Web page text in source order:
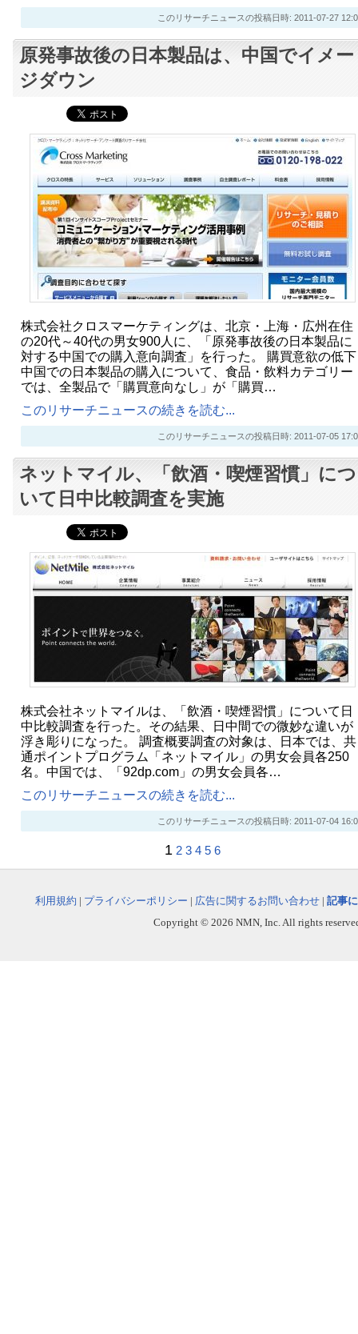
このリサーチニュースの投稿日時: 2011-07-27
原発事故後の日本製品は、中国でイメー
ジダウン
株式会社クロスマーケティングは、北京・上海・広州在住
の20代～40代の男女900人に、「原発事故後の日本製品に
対する中国での購入意向調査」を行った。 購買意欲の低下
中国での日本製品の購入について、食品・飲料カテゴリー
では、全製品で「購買意向なし」が「購買…
このリサーチニュースの続きを読む...
このリサーチニュースの投稿日時: 2011-07-05
ネットマイル、「飲酒・喫煙習慣」につ
いて日中比較調査を実施
株式会社ネットマイルは、「飲酒・喫煙習慣」について日
中比較調査を行った。その結果、日中間での微妙な違いが
浮き彫りになった。 調査概要調査の対象は、日本では、共
通ポイントプログラム「ネットマイル」の男女会員各250
名。中国では、「92dp.com」の男女会員各…
このリサーチニュースの続きを読む...
このリサーチニュースの投稿日時: 2011-07-04
1 2 3 4 5 6
利用規約 | プライバシーポリシー | 広告に関するお問い合わせ | 記事
Copyright © 2026 NMN, Inc. All rights